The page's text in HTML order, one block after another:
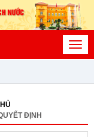
ĐỊNH